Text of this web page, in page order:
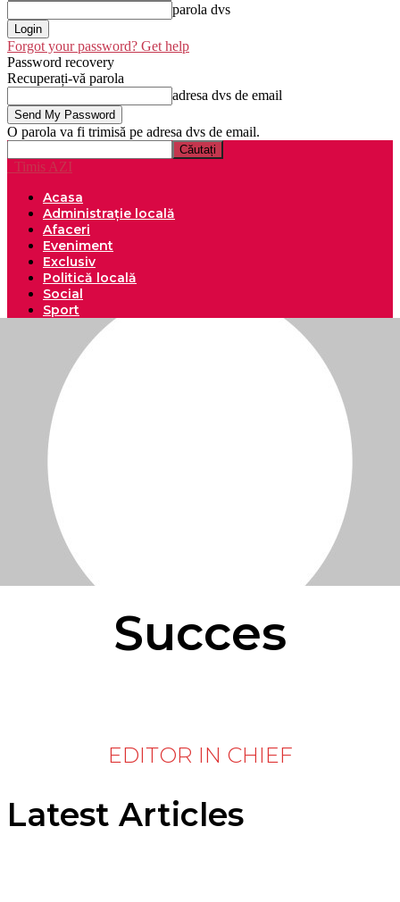
parola dvs
Forgot your password? Get help
Password recovery
Recuperați-vă parola
adresa dvs de email
O parola va fi trimisă pe adresa dvs de email.
Timis AZI
Acasa
Administrație locală
Afaceri
Eveniment
Exclusiv
Politică locală
Social
Sport
Succes
EDITOR IN CHIEF
Latest Articles